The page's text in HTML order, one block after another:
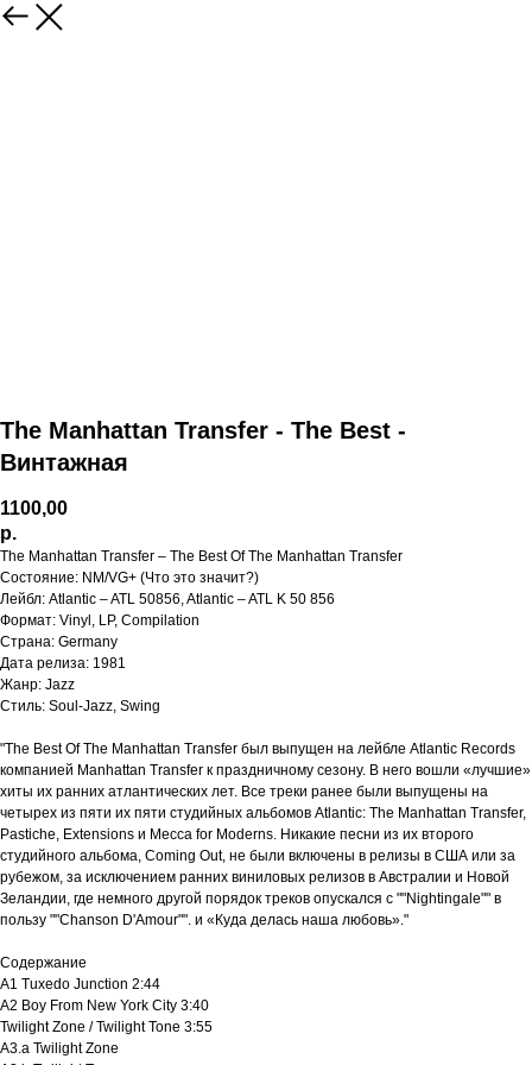
The Manhattan Transfer - The Best -
Винтажная
1100,00
р.
The Manhattan Transfer – The Best Of The Manhattan Transfer
Состояние: NM/VG+ (Что это значит?)
Лейбл: Atlantic – ATL 50856, Atlantic – ATL K 50 856
Формат: Vinyl, LP, Compilation
Страна: Germany
Дата релиза: 1981
Жанр: Jazz
Стиль: Soul-Jazz, Swing
"The Best Of The Manhattan Transfer был выпущен на лейбле Atlantic Records
компанией Manhattan Transfer к праздничному сезону. В него вошли «лучшие»
хиты их ранних атлантических лет. Все треки ранее были выпущены на
четырех из пяти их пяти студийных альбомов Atlantic: The Manhattan Transfer,
Pastiche, Extensions и Mecca for Moderns. Никакие песни из их второго
студийного альбома, Coming Out, не были включены в релизы в США или за
рубежом, за исключением ранних виниловых релизов в Австралии и Новой
Зеландии, где немного другой порядок треков опускался с ""Nightingale"" в
пользу ""Chanson D'Amour"". и «Куда делась наша любовь»."
Содержание
A1 Tuxedo Junction 2:44
A2 Boy From New York City 3:40
Twilight Zone / Twilight Tone 3:55
A3.a Twilight Zone